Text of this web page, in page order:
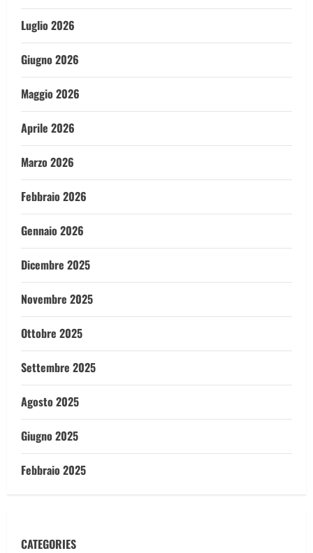
Luglio 2026
Giugno 2026
Maggio 2026
Aprile 2026
Marzo 2026
Febbraio 2026
Gennaio 2026
Dicembre 2025
Novembre 2025
Ottobre 2025
Settembre 2025
Agosto 2025
Giugno 2025
Febbraio 2025
CATEGORIES